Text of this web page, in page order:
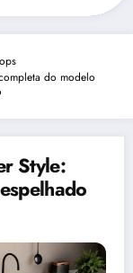
do modelo
Style: